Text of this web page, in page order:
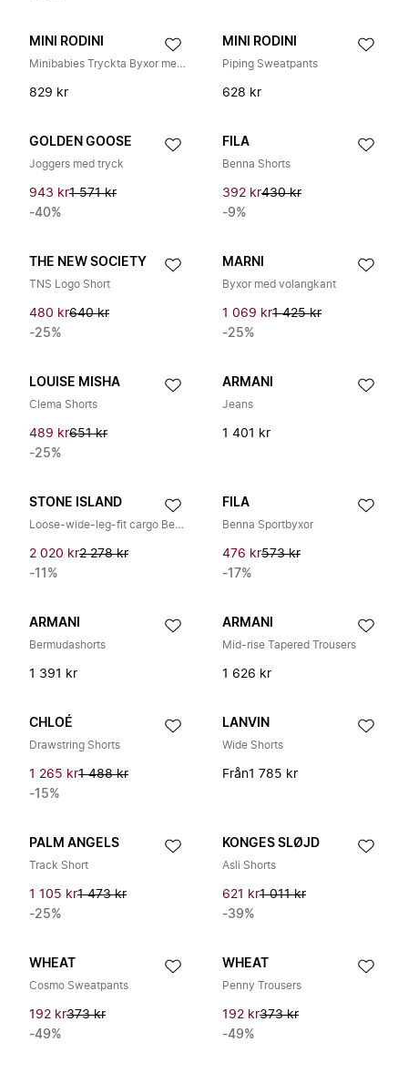
MINI RODINI
Minibabies Tryckta Byxor med Vida Ben
829 kr
MINI RODINI
Piping Sweatpants
628 kr
GOLDEN GOOSE
Joggers med tryck
943 kr1 571 kr
-40%
FILA
Benna Shorts
392 kr430 kr
-9%
THE NEW SOCIETY
TNS Logo Short
480 kr640 kr
-25%
MARNI
Byxor med volangkant
1 069 kr1 425 kr
-25%
LOUISE MISHA
Clema Shorts
489 kr651 kr
-25%
ARMANI
Jeans
1 401 kr
STONE ISLAND
Loose-wide-leg-fit cargo Bermuda shorts
2 020 kr2 278 kr
-11%
FILA
Benna Sportbyxor
476 kr573 kr
-17%
ARMANI
Bermudashorts
1 391 kr
ARMANI
Mid-rise Tapered Trousers
1 626 kr
CHLOÉ
Drawstring Shorts
1 265 kr1 488 kr
-15%
LANVIN
Wide Shorts
Från1 785 kr
PALM ANGELS
Track Short
1 105 kr1 473 kr
-25%
KONGES SLØJD
Asli Shorts
621 kr1 011 kr
-39%
WHEAT
Cosmo Sweatpants
192 kr373 kr
-49%
WHEAT
Penny Trousers
192 kr373 kr
-49%